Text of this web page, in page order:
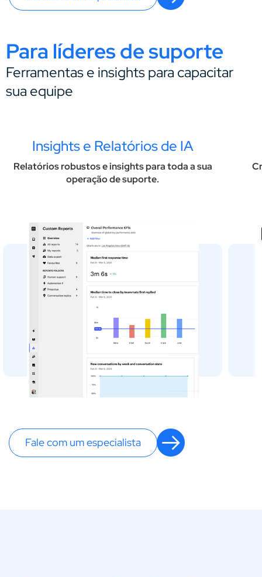
Para líderes de suporte
Ferramentas e insights para capacitar
sua equipe
Insights e Relatórios de IA
Relatórios robustos e insights para toda a sua
operação de suporte.
Fale com um especialista